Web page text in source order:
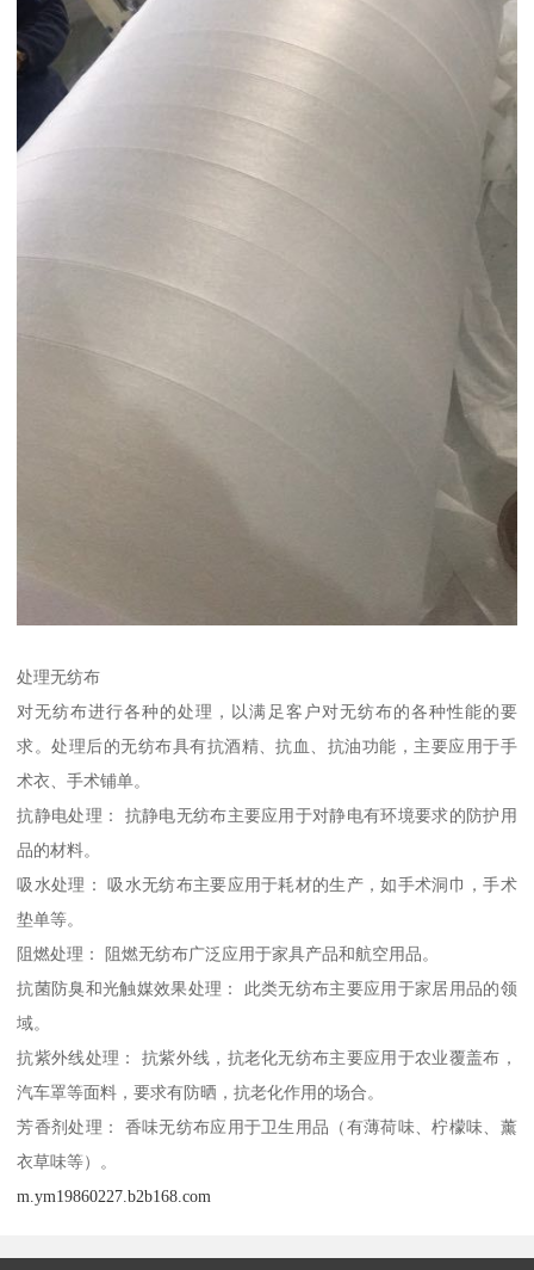
处理无纺布
对无纺布进行各种的处理，以满足客户对无纺布的各种性能的要
求。处理后的无纺布具有抗酒精、抗血、抗油功能，主要应用于手
术衣、手术铺单。
抗静电处理： 抗静电无纺布主要应用于对静电有环境要求的防护用
品的材料。
吸水处理： 吸水无纺布主要应用于耗材的生产，如手术洞巾，手术
垫单等。
阻燃处理： 阻燃无纺布广泛应用于家具产品和航空用品。
抗菌防臭和光触媒效果处理： 此类无纺布主要应用于家居用品的领
域。
抗紫外线处理： 抗紫外线，抗老化无纺布主要应用于农业覆盖布，
汽车罩等面料，要求有防晒，抗老化作用的场合。
芳香剂处理： 香味无纺布应用于卫生用品（有薄荷味、柠檬味、薰
衣草味等）。
m.ym19860227.b2b168.com